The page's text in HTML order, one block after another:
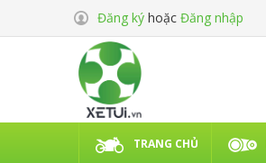
Đăng ký hoặc Đăng nhập
TRANG CHỦ